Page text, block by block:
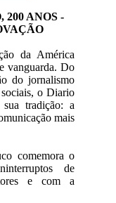
ANOS -
da América
vanguarda. Do
do jornalismo
o Diario
tradição: a
mais
comemora o
de
e com a